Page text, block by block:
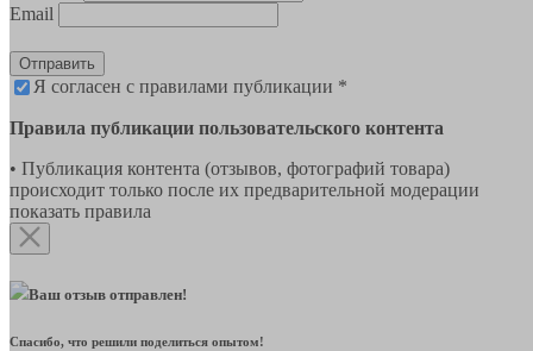
Email
Отправить
Я согласен с правилами публикации *
Правила публикации пользовательского контента
• Публикация контента (отзывов, фотографий товара)
происходит только после их предварительной модерации
показать правила
Ваш отзыв отправлен!
Спасибо, что решили поделиться опытом!